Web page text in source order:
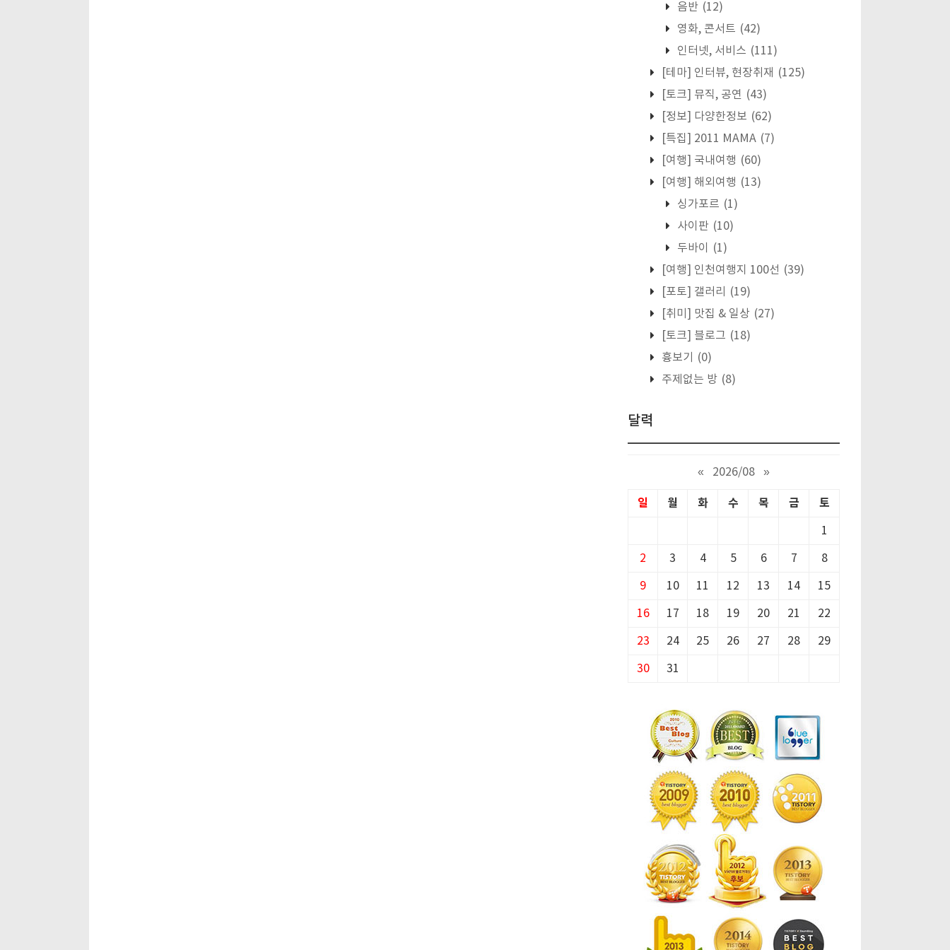
음반 (12)
영화, 콘서트 (42)
인터넷, 서비스 (111)
[테마] 인터뷰, 현장취재 (125)
[토크] 뮤직, 공연 (43)
[정보] 다양한정보 (62)
[특집] 2011 MAMA (7)
[여행] 국내여행 (60)
[여행] 해외여행 (13)
싱가포르 (1)
사이판 (10)
두바이
(1)
[여행] 인천여행지 100선 (39)
[포토] 갤러리
(19)
[취미] 맛집 & 일상 (27)
[토크] 블로그 (18)
흉보기
(0)
주제없는 방 (8)
달력
« 2026/08 »
일 월 화 수 목 금 토
1
2 3 4 5 6 7 8
9 10 11 12 13 14 15
16 17 18 19 20 21 22
23 24 25 26 27 28 29
30 31